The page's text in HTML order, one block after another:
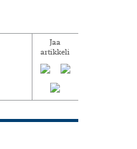
Jaa
artikkeli